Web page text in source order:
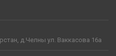
д.Челны ул. Ваккасова 16а